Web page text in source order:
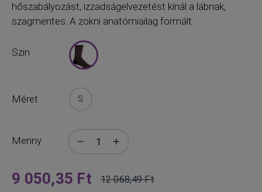
hőszabályozást, izzadságelvezetést kínál a lábnak,
szagmentes. A zokni anatómiailag formált.
Szin
Méret S
Menny
Olyan
9 050,35 Ft
Normál
12 068,49 Ft